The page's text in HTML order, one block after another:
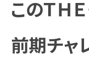
このＴＨ
前期チャ